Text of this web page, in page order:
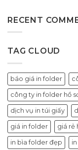
RECENT
TAG CLOUD
báo giá in folder
công ty in folder hồ
dịch vụ in túi giấy
giá in folder giá rẻ
in bìa folder đẹp